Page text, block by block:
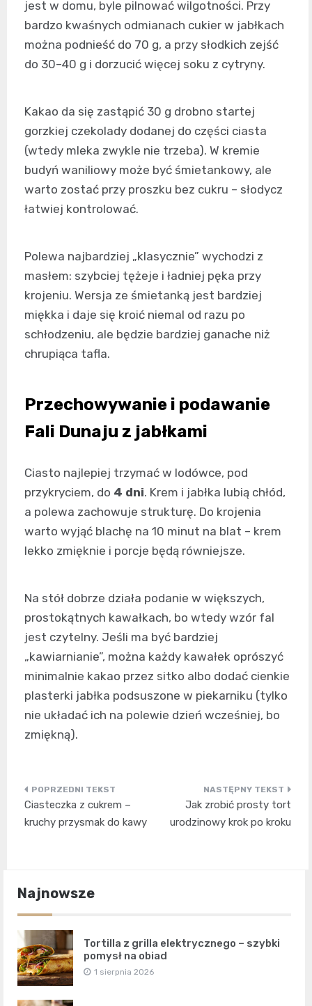
jest w domu, byle pilnować wilgotności. Przy
bardzo kwaśnych odmianach cukier w jabłkach
można podnieść do 70 g, a przy słodkich zejść
do 30–40 g i dorzucić więcej soku z cytryny.
Kakao da się zastąpić 30 g drobno startej
gorzkiej czekolady dodanej do części ciasta
(wtedy mleka zwykle nie trzeba). W kremie
budyń waniliowy może być śmietankowy, ale
warto zostać przy proszku bez cukru – słodycz
łatwiej kontrolować.
Polewa najbardziej „klasycznie” wychodzi z
masłem: szybciej tężeje i ładniej pęka przy
krojeniu. Wersja ze śmietanką jest bardziej
miękka i daje się kroić niemal od razu po
schłodzeniu, ale będzie bardziej ganache niż
chrupiąca tafla.
Przechowywanie i podawanie
Fali Dunaju z jabłkami
Ciasto najlepiej trzymać w lodówce, pod
przykryciem, do 4 dni. Krem i jabłka lubią chłód,
a polewa zachowuje strukturę. Do krojenia
warto wyjąć blachę na 10 minut na blat – krem
lekko zmięknie i porcje będą równiejsze.
Na stół dobrze działa podanie w większych,
prostokątnych kawałkach, bo wtedy wzór fal
jest czytelny. Jeśli ma być bardziej
„kawiarnianie”, można każdy kawałek oprószyć
minimalnie kakao przez sitko albo dodać cienkie
plasterki jabłka podsuszone w piekarniku (tylko
nie układać ich na polewie dzień wcześniej, bo
zmiękną).
Nawigacja
wpisu
Ciasteczka z cukrem –
kruchy przysmak do kawy
Jak zrobić prosty tort
urodzinowy krok po kroku
Najnowsze
Tortilla z grilla elektrycznego – szybki
pomysł na obiad
1 sierpnia 2026